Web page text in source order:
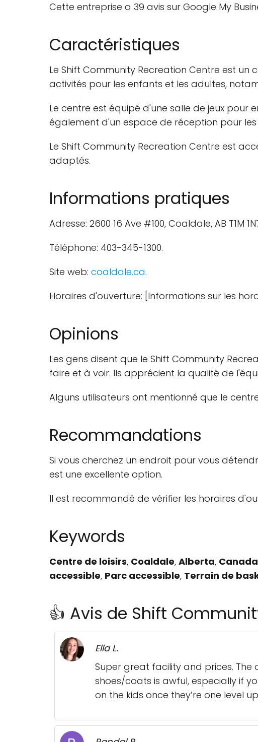
Cette entreprise a 39 avis sur Google My
Caractéristiques
Le Shift Community Recreation Centre est
activités pour les enfants et les adultes,
Le centre est équipé d'une salle de jeux pour
également d'un espace de réception pour
Le Shift Community Recreation Centre est
adaptés.
Informations pratiques
Adresse: 2600 16 Ave #100, Coaldale, AB T1M
Téléphone: 403-345-1300.
Site web: coaldale.ca.
Horaires d'ouverture: [Informations sur les
Opinions
Les gens disent que le Shift Community
faire et à voir. Ils apprécient la qualité de
Alguns utilisateurs ont mentionné que le
Recommandations
Si vous cherchez un endroit pour vous
est une excellente option.
Il est recommandé de vérifier les horaires
Keywords
Centre de loisirs, Coaldale, Alberta, Canada
accessible, Parc accessible, Terrain de
👍 Avis de Shift
Ella L.
Super great facility and prices.
shoes/coats is awful, especially if
on the kids once they’re one level